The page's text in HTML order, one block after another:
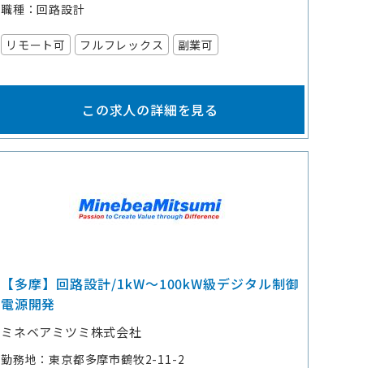
職種
回路設計
リモート可 フルフレックス 副業可
この求人の詳細を見る
【多摩】回路設計/1kW～100kW級デジタル制御
電源開発
ミネベアミツミ株式会社
勤務地
東京都多摩市鶴牧2-11-2